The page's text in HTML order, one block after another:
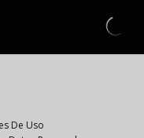
De Uso